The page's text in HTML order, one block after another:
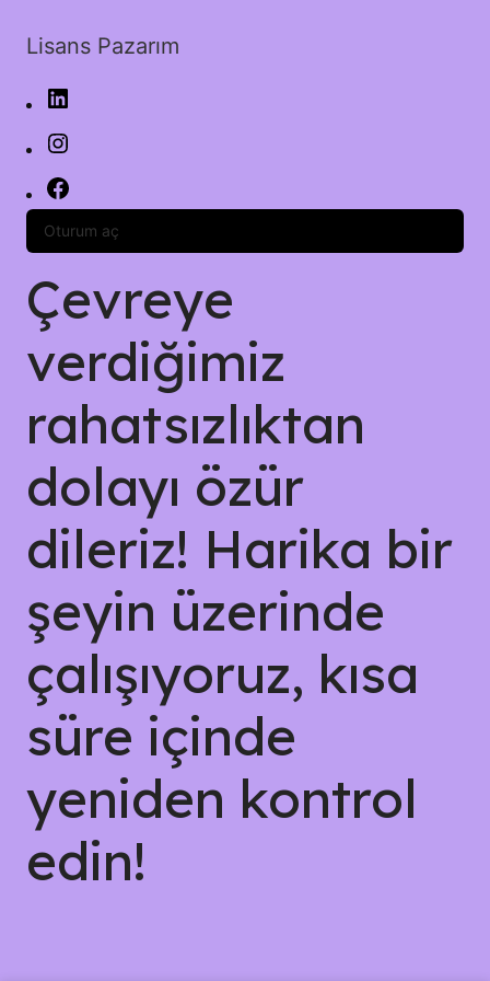
Lisans Pazarım
Oturum aç
Çevreye
verdiğimiz
rahatsızlıktan
dolayı özür
dileriz! Harika bir
şeyin üzerinde
çalışıyoruz, kısa
süre içinde
yeniden kontrol
edin!